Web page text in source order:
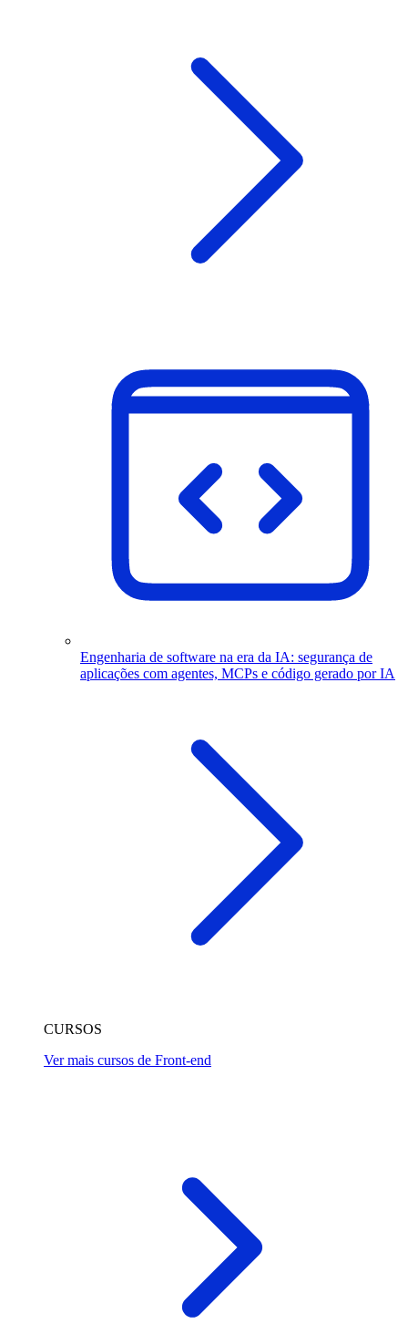
Engenharia de software na era da IA: segurança de
aplicações com agentes, MCPs e código gerado por IA
CURSOS
Ver mais cursos de Front-end